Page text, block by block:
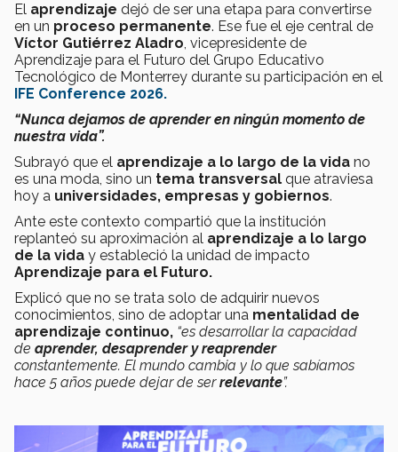
El aprendizaje dejó de ser una etapa para convertirse
en un proceso permanente. Ese fue el eje central de
Víctor Gutiérrez Aladro, vicepresidente de
Aprendizaje para el Futuro del Grupo Educativo
Tecnológico de Monterrey durante su participación en el
IFE Conference 2026.
“Nunca dejamos de aprender en ningún momento de
nuestra vida”.
Subrayó que el aprendizaje a lo largo de la vida no
es una moda, sino un tema transversal que atraviesa
hoy a universidades, empresas y gobiernos.
Ante este contexto compartió que la institución
replanteó su aproximación al aprendizaje a lo largo
de la vida y estableció la unidad de impacto
Aprendizaje para el Futuro.
Explicó que no se trata solo de adquirir nuevos
conocimientos, sino de adoptar una mentalidad de
aprendizaje continuo, “es desarrollar la capacidad
de aprender, desaprender y reaprender
constantemente. El mundo cambia y lo que sabíamos
hace 5 años puede dejar de serrelevante”.